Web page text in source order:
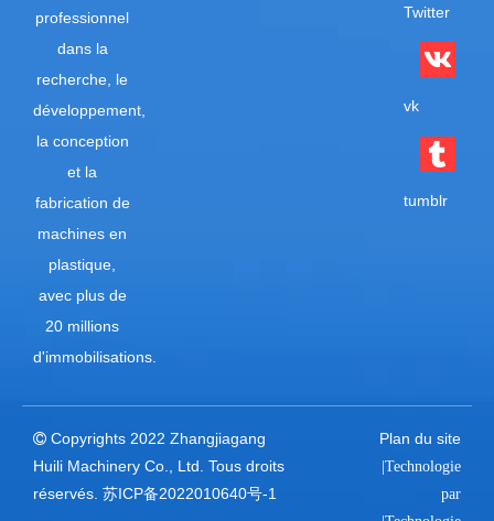
professionnel
dans la
recherche, le
développement,
la conception
et la
fabrication de
machines en
plastique,
avec plus de
20 millions
d'immobilisations.
Twitter
vk
tumblr
 Copyrights 2022 Zhangjiagang
Huili Machinery Co., Ltd. Tous droits
réservés. 苏ICP备2022010640号-1
Plan du site
|Technologie
par